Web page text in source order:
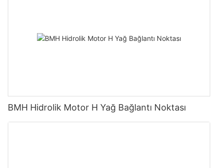
BMH Hidrolik Motor H Yağ Bağlantı Noktası